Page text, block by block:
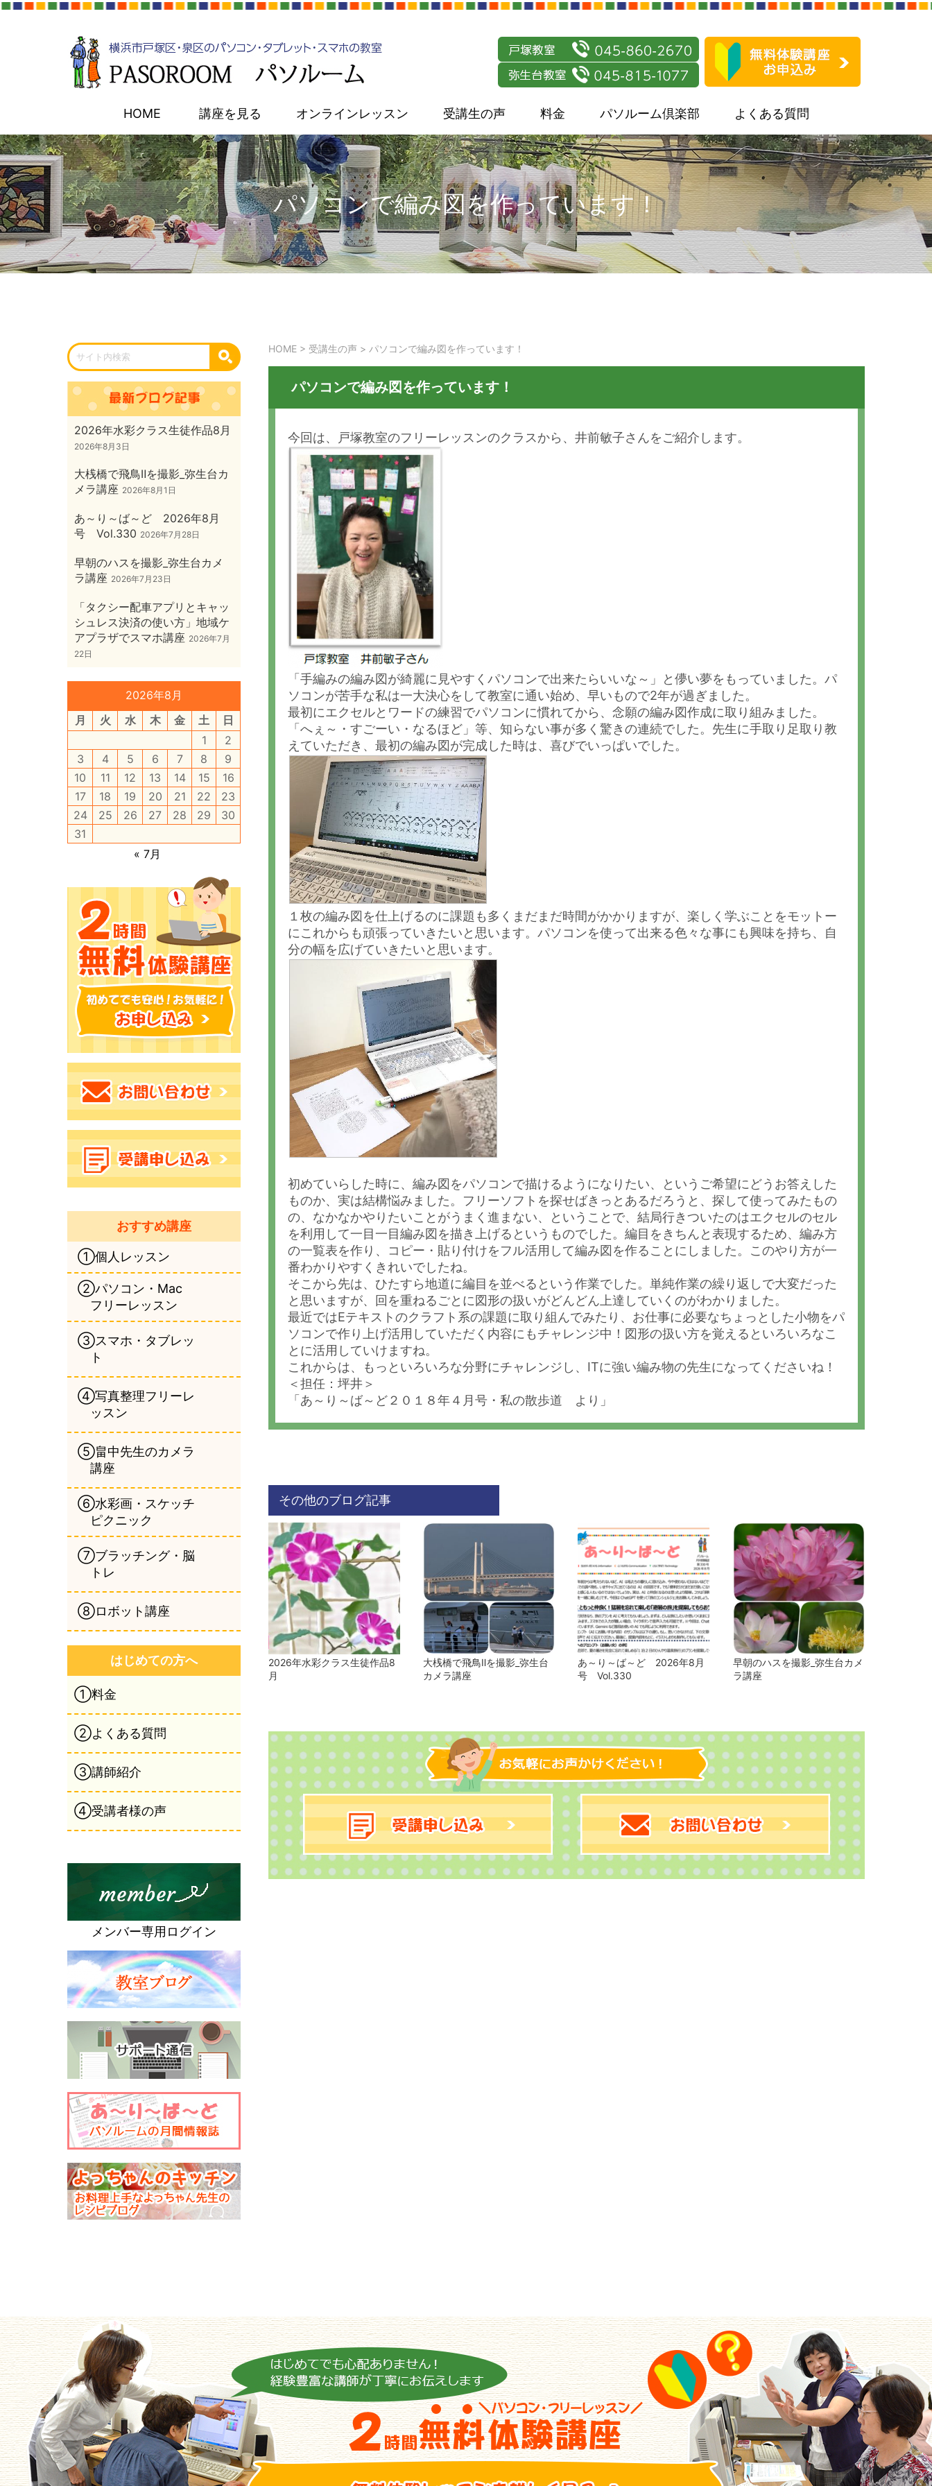
HOME 講座を見る オンラインレッスン 受講生の声 料金 パソルーム倶楽部 よくある質問
パソコンで編み図を作っています！
HOME > 受講生の声 > パソコンで編み図を作っています！
パソコンで編み図を作っています！
今回は、戸塚教室のフリーレッスンのクラスから、井前敏子さんをご紹介します。
「手編みの編み図が綺麗に見やすくパソコンで出来たらいいな～」と儚い夢をもっていました。パ
ソコンが苦手な私は一大決心をして教室に通い始め、早いもので2年が過ぎました。
最初にエクセルとワードの練習でパソコンに慣れてから、念願の編み図作成に取り組みました。
「へぇ～・すごーい・なるほど」等、知らない事が多く驚きの連続でした。先生に手取り足取り教
えていただき、最初の編み図が完成した時は、喜びでいっぱいでした。
１枚の編み図を仕上げるのに課題も多くまだまだ時間がかかりますが、楽しく学ぶことをモットー
にこれからも頑張っていきたいと思います。パソコンを使って出来る色々な事にも興味を持ち、自
分の幅を広げていきたいと思います。
初めていらした時に、編み図をパソコンで描けるようになりたい、というご希望にどうお答えした
ものか、実は結構悩みました。フリーソフトを探せばきっとあるだろうと、探して使ってみたもの
の、なかなかやりたいことがうまく進まない、ということで、結局行きついたのはエクセルのセル
を利用して一目一目編み図を描き上げるというものでした。編目をきちんと表現するため、編み方
の一覧表を作り、コピー・貼り付けをフル活用して編み図を作ることにしました。このやり方が一
番わかりやすくきれいでしたね。
そこから先は、ひたすら地道に編目を並べるという作業でした。単純作業の繰り返しで大変だった
と思いますが、回を重ねるごとに図形の扱いがどんどん上達していくのがわかりました。
最近ではEテキストのクラフト系の課題に取り組んでみたり、お仕事に必要なちょっとした小物をパ
ソコンで作り上げ活用していただく内容にもチャレンジ中！図形の扱い方を覚えるといろいろなこ
とに活用していけますね。
これからは、もっといろいろな分野にチャレンジし、ITに強い編み物の先生になってくださいね！
＜担任：坪井＞
「あ～り～ば～ど２０１８年４月号・私の散歩道 より」
その他のブログ記事
2026年水彩クラス生徒作品8
月
大桟橋で飛鳥Ⅱを撮影_弥生台
カメラ講座
あ～り～ば～ど 2026年8月
号 Vol.330
早朝のハスを撮影_弥生台カメ
ラ講座
2026年水彩クラス生徒作品8月
2026年8月3日
大桟橋で飛鳥Ⅱを撮影_弥生台カ
メラ講座 2026年8月1日
あ～り～ば～ど 2026年8月
号 Vol.330 2026年7月28日
早朝のハスを撮影_弥生台カメ
ラ講座 2026年7月23日
「タクシー配車アプリとキャッ
シュレス決済の使い方」地域ケ
アプラザでスマホ講座 2026年7月
22日
2026年8月
月
火 水 木 金 土
日
1
2
3
4 5 6 7 8
9
10
11 12 13 14 15
16
17
18 19 20 21 22
23
24
25 26 27 28 29
30
31
« 7月
おすすめ講座
①個人レッスン
②パソコン・Mac
フリーレッスン
③スマホ・タブレッ
ト
④写真整理フリーレ
ッスン
⑤畠中先生のカメラ
講座
⑥水彩画・スケッチ
ピクニック
⑦ブラッチング・脳
トレ
⑧ロボット講座
はじめての方へ
①料金
②よくある質問
③講師紹介
④受講者様の声
メンバー専用ログイン